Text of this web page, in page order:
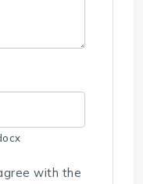
with the